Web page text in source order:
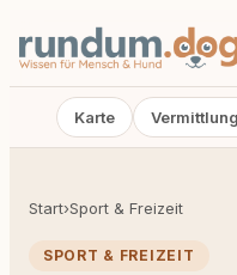
Karte Vermittlung
Start›Sport & Freizeit
SPORT & FREIZEIT